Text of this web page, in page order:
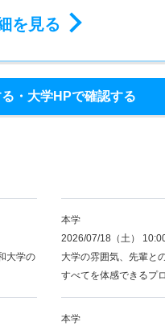
を見る
・大学HPで確認する
大学の
本学
2026/07/18（土）
大学の雰囲気、先輩と
すべてを体感できるプ
本学